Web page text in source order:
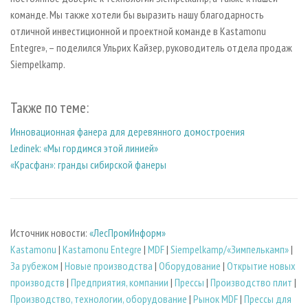
команде. Мы также хотели бы выразить нашу благодарность
отличной инвестиционной и проектной команде в Kastamonu
Entegre», – поделился Ульрих Кайзер, руководитель отдела продаж
Siempelkamp.
Также по теме:
Инновационная фанера для деревянного домостроения
Ledinek: «Мы гордимся этой линией»
«Красфан»: гранды сибирской фанеры
Источник новости: «ЛесПромИнформ»
Kastamonu | Kastamonu Entegre | MDF| Siempelkamp/«Зимпелькамп»|
За рубежом | Новые производства | Оборудование | Открытие новых
производств | Предприятия, компании | Прессы | Производство плит |
Производство, технологии, оборудование | Рынок MDF| Прессы для